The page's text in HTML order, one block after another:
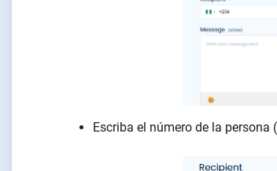
Escriba el número de la persona